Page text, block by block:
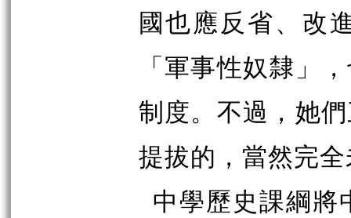
國也應反省、改
「軍事性奴隸」
制度。不過，她
提拔的，當然完
中學歷史課綱將